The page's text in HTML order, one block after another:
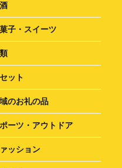
子・スイーツ
ット
のお礼の品
ーツ・アウトドア
ッション